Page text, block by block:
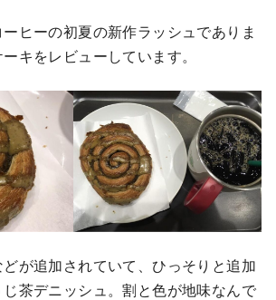
ヒーの初夏の新作ラッシュでありま
キをレビューしています。
が追加されていて、ひっそりと追加
茶デニッシュ。割と色が地味なんで